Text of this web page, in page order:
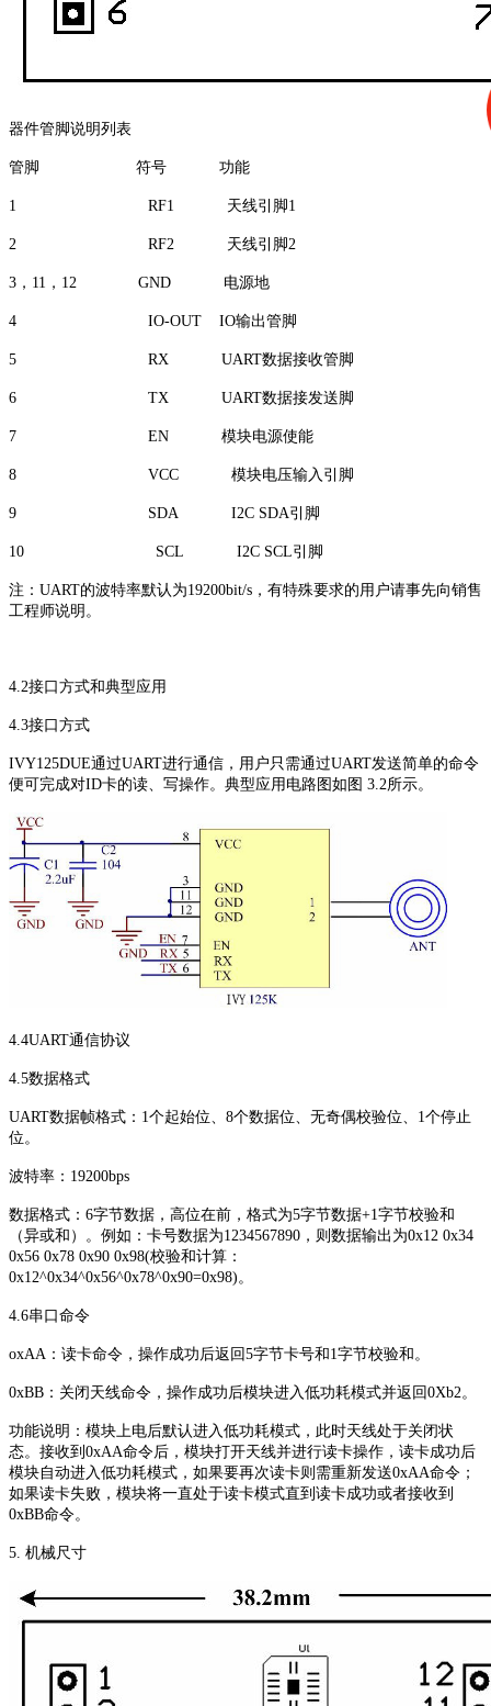
器件管脚说明列表
管脚 符号 功能
1 RF1 天线引脚1
2 RF2 天线引脚2
3，11，12 GND 电源地
4 IO-OUT IO输出管脚
5 RX UART数据接收管脚
6 TX UART数据接发送脚
7 EN 模块电源使能
8 VCC 模块电压输入引脚
9 SDA I2C SDA引脚
10 SCL I2C SCL引脚
注：UART的波特率默认为19200bit/s，有特殊要求的用户请事先向销售
工程师说明。
4.2接口方式和典型应用
4.3接口方式
IVY125DUE通过UART进行通信，用户只需通过UART发送简单的命令
便可完成对ID卡的读、写操作。典型应用电路图如图 3.2所示。
4.4UART通信协议
4.5数据格式
UART数据帧格式：1个起始位、8个数据位、无奇偶校验位、1个停止
位。
波特率：19200bps
数据格式：6字节数据，高位在前，格式为5字节数据+1字节校验和
（异或和）。例如：卡号数据为1234567890，则数据输出为0x12 0x34
0x56 0x78 0x90 0x98(校验和计算：
0x12^0x34^0x56^0x78^0x90=0x98)。
4.6串口命令
oxAA：读卡命令，操作成功后返回5字节卡号和1字节校验和。
0xBB：关闭天线命令，操作成功后模块进入低功耗模式并返回0Xb2。
功能说明：模块上电后默认进入低功耗模式，此时天线处于关闭状
态。接收到0xAA命令后，模块打开天线并进行读卡操作，读卡成功后
模块自动进入低功耗模式，如果要再次读卡则需重新发送0xAA命令；
如果读卡失败，模块将一直处于读卡模式直到读卡成功或者接收到
0xBB命令。
5. 机械尺寸